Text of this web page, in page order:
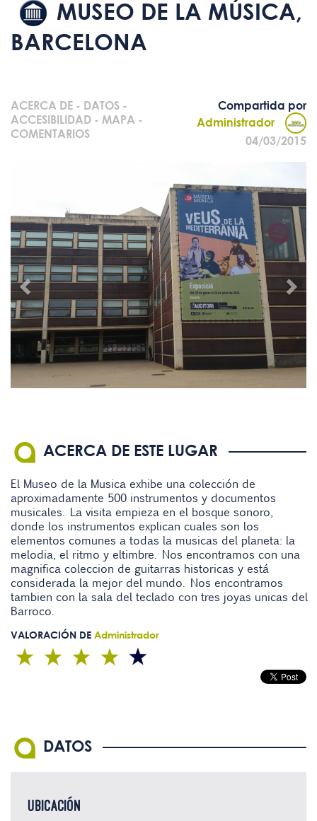
MUSEO DE LA MÚSICA,
BARCELONA
ACERCA DE - DATOS -
ACCESIBILIDAD - MAPA -
COMENTARIOS
Compartida por
Administrador
04/03/2015
ACERCA DE ESTE LUGAR
El Museo de la Musica exhibe una colección de
aproximadamente 500 instrumentos y documentos
musicales. La visita empieza en el bosque sonoro,
donde los instrumentos explican cuales son los
elementos comunes a todas la musicas del planeta: la
melodia, el ritmo y eltimbre. Nos encontramos con una
magnifica coleccion de guitarras historicas y está
considerada la mejor del mundo. Nos encontramos
tambien con la sala del teclado con tres joyas unicas del
Barroco.
VALORACIÓN DE Administrador
DATOS
UBICACIÓN